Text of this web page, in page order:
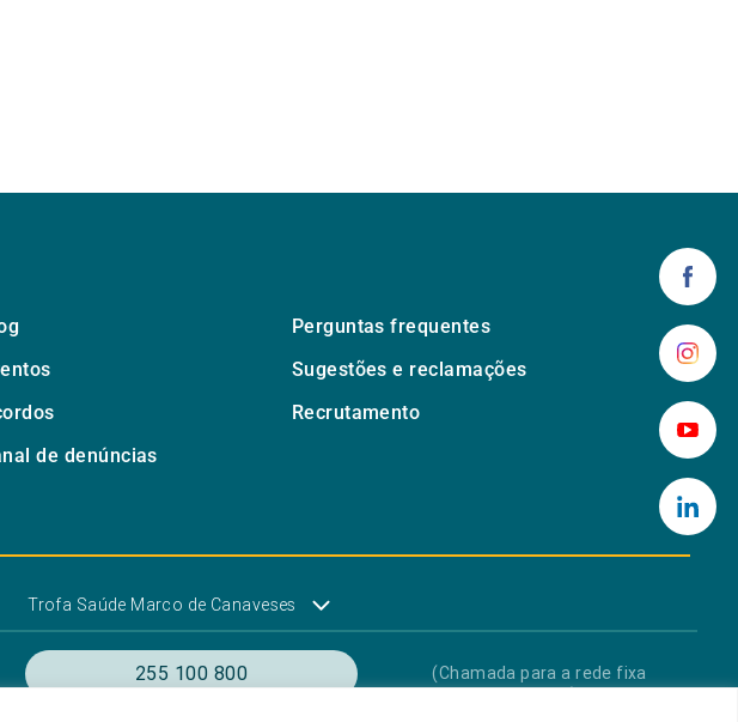
Perguntas frequentes
Sugestões e reclamações
Recrutamento
de denúncias
Trofa Saúde Marco de Canaveses
255 100 800
(Chamada para a rede fixa
nacional)